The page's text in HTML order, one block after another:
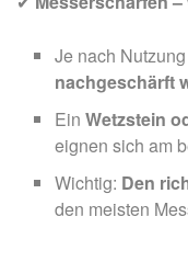
Je nach
nachgeschärft
Ein Wetzstein
eignen sich am
Wichtig: Den
den meisten